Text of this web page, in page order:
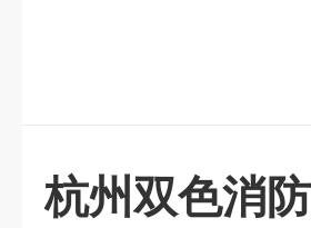
杭州双色消